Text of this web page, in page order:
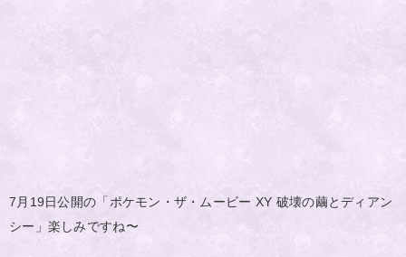
7月19日公開の「ポケモン・ザ・ムービー XY 破壊の繭とディアン
シー」楽しみですね〜